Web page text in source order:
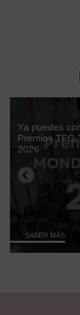
Ya puedes
Premios
2026
SABER MÁS